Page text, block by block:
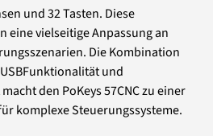
und 32 Tasten. Diese
eine vielseitige Anpassung an
Die Kombination
und
den PoKeys 57CNC zu einer
komplexe Steuerungssysteme.